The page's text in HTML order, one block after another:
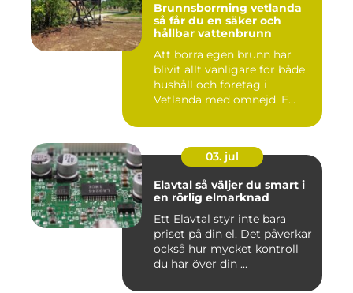
Brunnsborrning vetlanda
så får du en säker och
hållbar vattenbrunn
Att borra egen brunn har
blivit allt vanligare för både
hushåll och företag i
Vetlanda med omnejd. E...
03. jul
Elavtal så väljer du smart i
en rörlig elmarknad
Ett Elavtal styr inte bara
priset på din el. Det påverkar
också hur mycket kontroll
du har över din ...